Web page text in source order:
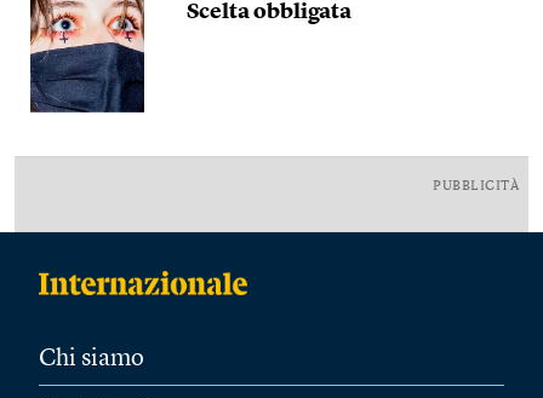
Scelta obbligata
PUBBLICITÀ
Chi siamo